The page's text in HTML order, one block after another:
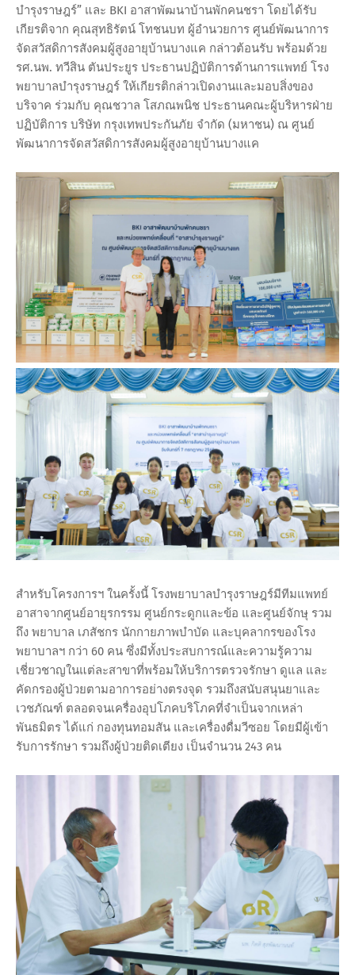
บำรุงราษฎร์” และ BKI อาสาพัฒนาบ้านพักคนชรา โดยได้รับ
เกียรติจาก คุณสุทธิรัตน์ โทชนบท ผู้อำนวยการ ศูนย์พัฒนาการ
จัดสวัสดิการสังคมผู้สูงอายุบ้านบางแค กล่าวต้อนรับ พร้อมด้วย
รศ.นพ. ทวีสิน ตันประยูร ประธานปฏิบัติการด้านการแพทย์ โรง
พยาบาลบำรุงราษฎร์ ให้เกียรติกล่าวเปิดงานและมอบสิ่งของ
บริจาค ร่วมกับ คุณชวาล โสภณพนิช ประธานคณะผู้บริหารฝ่าย
ปฏิบัติการ บริษัท กรุงเทพประกันภัย จำกัด (มหาชน) ณ ศูนย์
พัฒนาการจัดสวัสดิการสังคมผู้สูงอายุบ้านบางแค
สำหรับโครงการฯ ในครั้งนี้ โรงพยาบาลบำรุงราษฎร์มีทีมแพทย์
อาสาจากศูนย์อายุรกรรม ศูนย์กระดูกและข้อ และศูนย์จักษุ รวม
ถึง พยาบาล เภสัชกร นักกายภาพบำบัด และบุคลากรของโรง
พยาบาลฯ กว่า 60 คน ซึ่งมีทั้งประสบการณ์และความรู้ความ
เชี่ยวชาญในแต่ละสาขาที่พร้อมให้บริการตรวจรักษา ดูแล และ
คัดกรองผู้ป่วยตามอาการอย่างตรงจุด รวมถึงสนับสนุนยาและ
เวชภัณฑ์ ตลอดจนเครื่องอุปโภคบริโภคที่จำเป็นจากเหล่า
พันธมิตร ได้แก่ กองทุนทอมสัน และเครื่องดื่มวีซอย โดยมีผู้เข้า
รับการรักษา รวมถึงผู้ป่วยติดเตียง เป็นจำนวน 243 คน